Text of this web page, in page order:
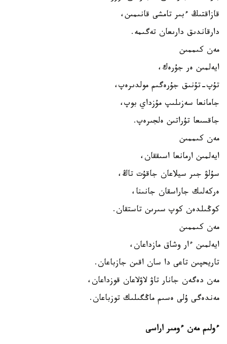
قازاقتىڭ ءبىر تامشى قانىمىن،
دارقاندىق دارىعان تەگىمە.
مەن كىممىن
ايەلمىن ەر جۇرەك،
تۇپ-تۇنىق جۇرەگىم مولدىرەپ،
جامانعا سەزىلىپ مۇزداي بوپ،
جاقسىعا تۇراتىن ەلجىرەپ.
مەن كىممىن
ايەلمىن ارمانعا اسىققان،
سۇلۋ جىر سيلاعان جاقۇت تاڭ،
ەركەلىك جاراسقان جانىنا،
كوڭىلدەن كوپ سىرىن تاستقان.
مەن كىممىن
ايەلمىن ءار وشاق مازداعان،
تاريحپىن تاعى دا سان اقىن جازباعان.
مەن دەگەن جانار تاۋ لاۋلاعان قوزداعان،
مەندەگى ۇلى ەسىم ماڭگىلىك توزباعان.
ءولىم مەن ءومىر اراسى